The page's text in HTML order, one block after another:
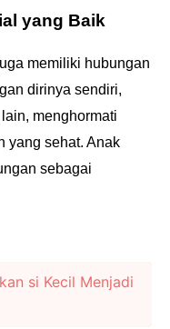
yang Baik
memiliki hubungan
dirinya sendiri,
menghormati
yang sehat. Anak
sebagai
si Kecil Menjadi